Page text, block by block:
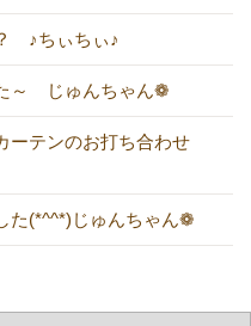
♪ちぃちぃ♪
～ じゅんちゃん❁
ーテンのお打ち合わせ
た(*^^*)じゅんちゃん❁